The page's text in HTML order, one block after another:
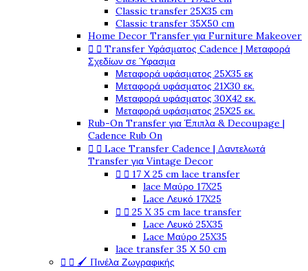
Classic transfer 25Χ35 cm
Classic transfer 35Χ50 cm
Home Decor Transfer για Furniture Makeover
  Transfer Υφάσματος Cadence | Μεταφορά
Σχεδίων σε Ύφασμα
Μεταφορά υφάσματος 25Χ35 εκ
Μεταφορά υφάσματος 21Χ30 εκ.
Μεταφορά υφάσματος 30Χ42 εκ.
Μεταφορά υφάσματος 25Χ25 εκ.
Rub-On Transfer για Έπιπλα & Decoupage |
Cadence Rub On
  Lace Transfer Cadence | Δαντελωτά
Transfer για Vintage Decor
  17 Χ 25 cm lace transfer
lace Μαύρο 17X25
Lace Λευκό 17X25
  25 X 35 cm lace transfer
Lace Λευκό 25X35
Lace Μαύρο 25X35
lace transfer 35 Χ 50 cm
  🖌️ Πινέλα Ζωγραφικής